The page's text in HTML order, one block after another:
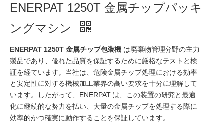
ENERPAT 1250T 金属チップパッキ
ングマシン
ENERPAT 1250T 金属チップ包装機 は廃棄物管理分野の主力
製品であり、優れた品質を保証するために厳格なテストと検
証を経ています。当社は、危険金属チップ処理における効率
と安定性に対する機械加工業界の高い要求を十分に理解して
います。したがって、ENERPAT は、この装置の研究と最適
化に継続的な努力を払い、大量の金属チップを処理する際に
効率的かつ確実に動作することを保証しています。